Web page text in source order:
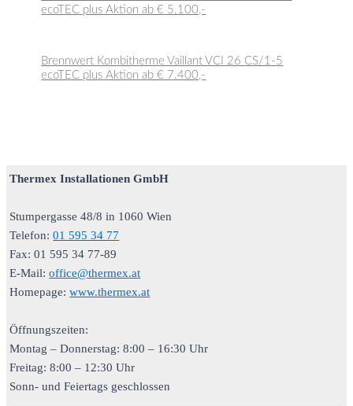
ecoTEC plus Aktion ab € 5.100,-
Brennwert Kombitherme Vaillant VCI 26 CS/1-5
ecoTEC plus Aktion ab € 7.400,-
Thermex Installationen GmbH
Stumpergasse 48/8 in 1060 Wien
Telefon:01 595 34 77
Fax: 01 595 34 77-89
E-Mail:office@thermex.at
Homepage:www.thermex.at
Öffnungszeiten:
Montag – Donnerstag: 8:00 – 16:30 Uhr
Freitag: 8:00 – 12:30 Uhr
Sonn- und Feiertags geschlossen